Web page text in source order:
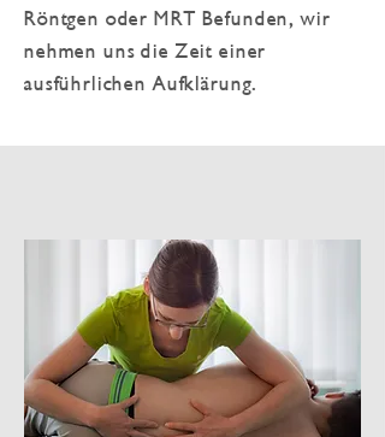
Röntgen oder MRT Befunden, wir
nehmen uns die Zeit einer
ausführlichen Aufklärung.